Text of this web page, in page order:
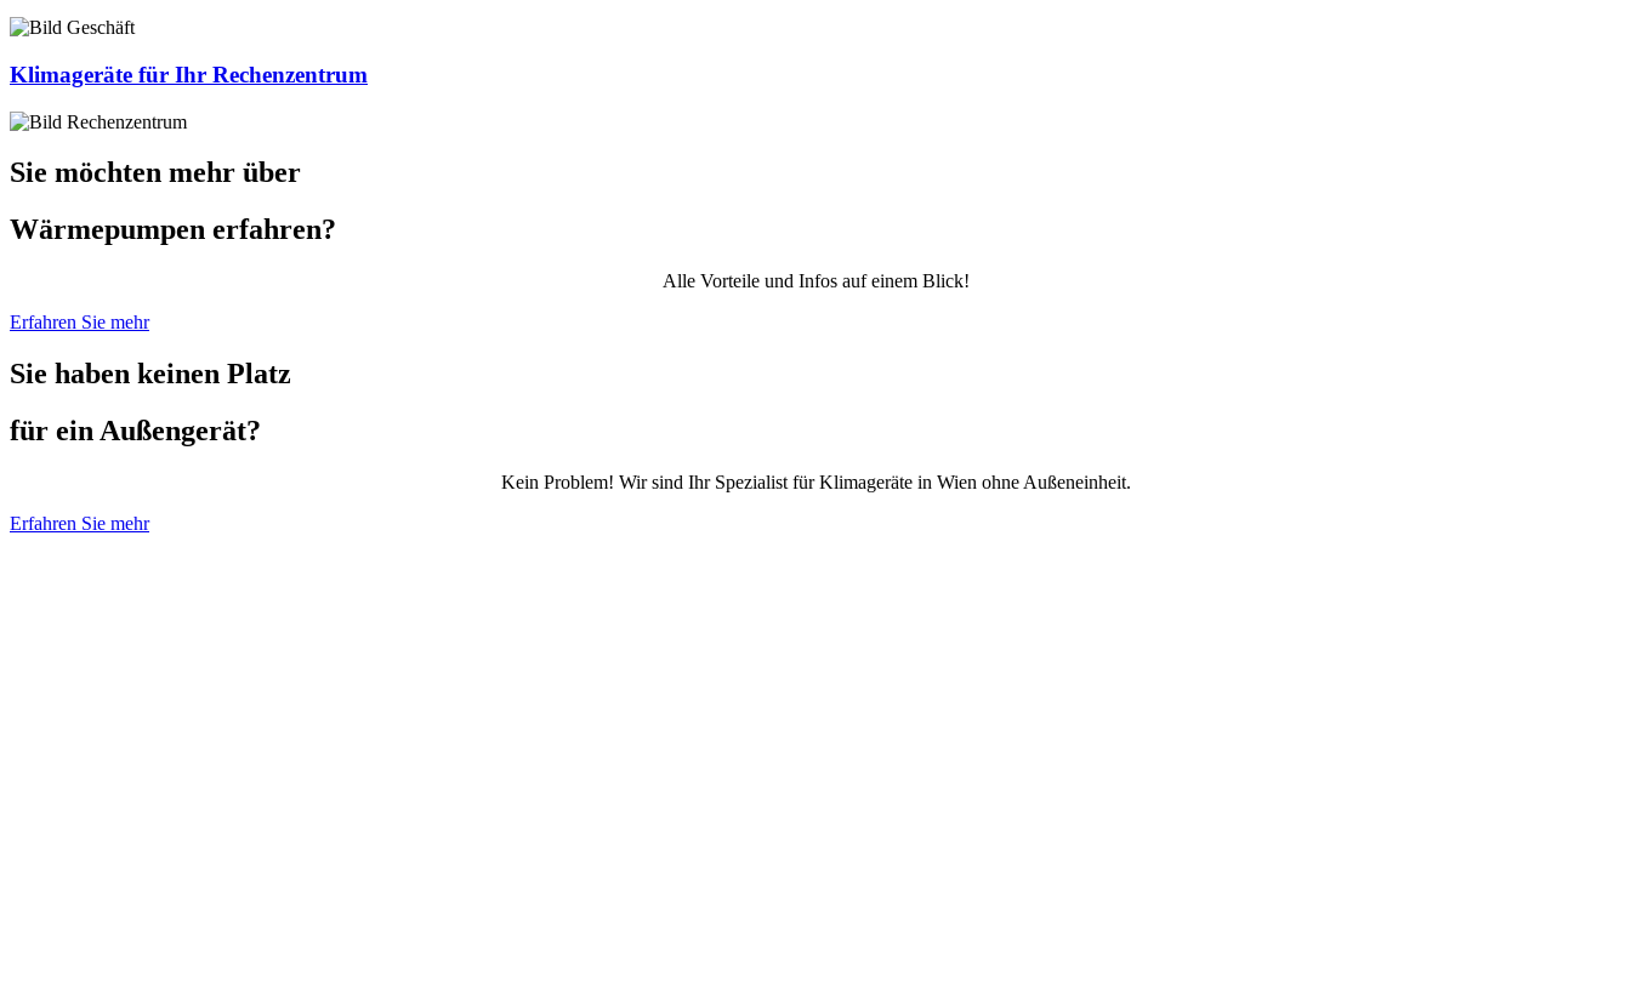
Klimageräte für Ihr Rechenzentrum
Sie möchten mehr über
Wärmepumpen erfahren?
Alle Vorteile und Infos auf einem Blick!
Erfahren Sie mehr
Sie haben keinen Platz
für ein Außengerät?
Kein Problem! Wir sind Ihr Spezialist für Klimageräte in Wien ohne Außeneinheit.
Erfahren Sie mehr